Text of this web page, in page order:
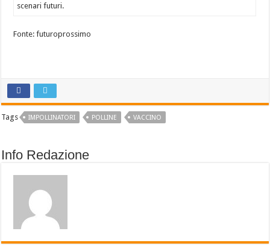
scenari futuri.
Fonte: futuroprossimo
Tags IMPOLLINATORI POLLINE VACCINO
Info Redazione